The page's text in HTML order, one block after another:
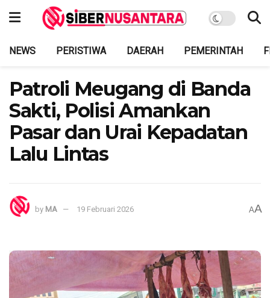
NEWS PERISTIWA DAERAH PEMERINTAH
Patroli Meugang di Banda
Sakti, Polisi Amankan
Pasar dan Urai Kepadatan
Lalu Lintas
by MA 19 Februari 2026 AA